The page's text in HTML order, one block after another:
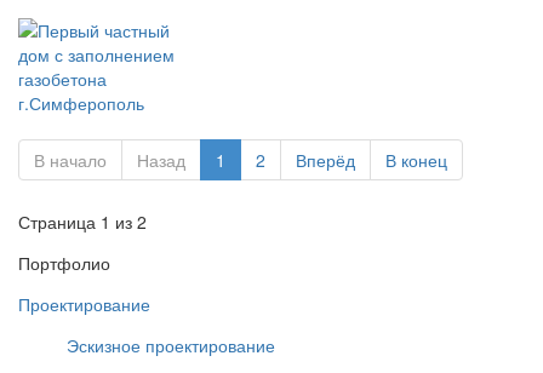
В начало Назад 1 2 Вперёд В конец
Страница 1 из 2
Портфолио
Проектирование
Эскизное проектирование